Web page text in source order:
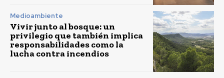
Medioambiente
Vivir junto al bosque: un
privilegio que también implica
responsabilidades como la
lucha contra incendios